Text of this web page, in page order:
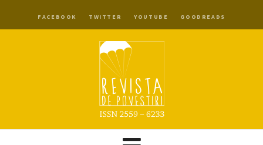
FACEBOOK TWITTER YOUTUBE GOODREADS